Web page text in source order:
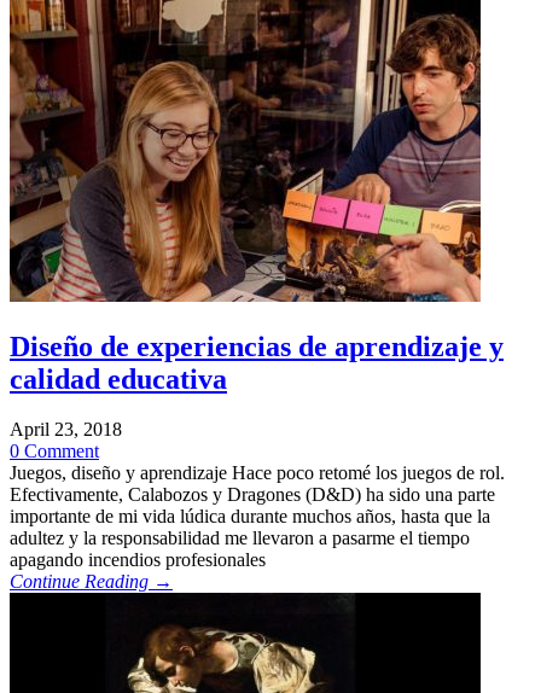
Diseño de experiencias de aprendizaje y
calidad educativa
April 23, 2018
0 Comment
Juegos, diseño y aprendizaje Hace poco retomé los juegos de rol.
Efectivamente, Calabozos y Dragones (D&D) ha sido una parte
importante de mi vida lúdica durante muchos años, hasta que la
adultez y la responsabilidad me llevaron a pasarme el tiempo
apagando incendios profesionales
Continue Reading →